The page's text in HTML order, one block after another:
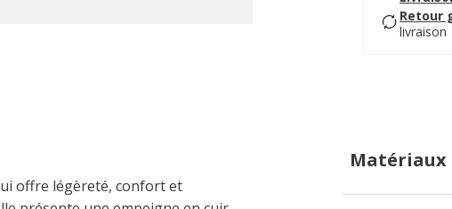
Retour
livraison
offre légèreté, confort et
Matériaux